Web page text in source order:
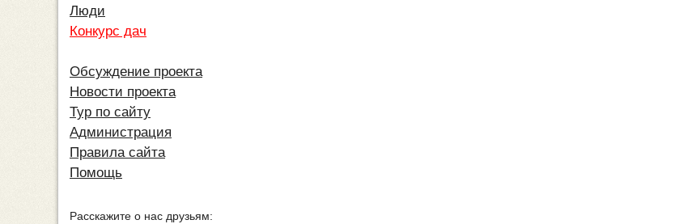
Люди
Конкурс дач
Обсуждение проекта
Новости проекта
Тур по сайту
Администрация
Правила сайта
Помощь
Расскажите о нас друзьям: